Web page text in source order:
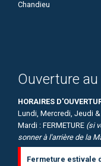
Ouverture
HORAIRES
Lundi, Mercredi, Jeudi
Mardi : FERMETURE (si
sonner à l'arrière de la
Fermeture estivale